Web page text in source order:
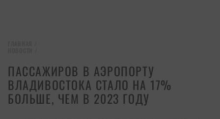
ПАССАЖИРОВ В АЭРОПОРТУ
ВЛАДИВОСТОКА СТАЛО НА 17%
БОЛЬШЕ, ЧЕМ В 2023 ГОДУ